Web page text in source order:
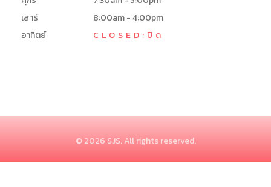
เสาร์
8:00am - 4:00pm
อาทิตย์
CLOSED:ปิด
© 2026 SJS. All rights reserved.